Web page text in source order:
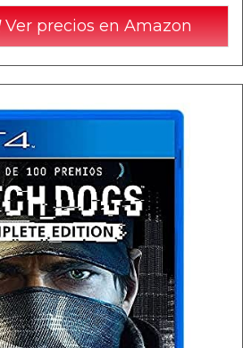
Ver precios en Amazon